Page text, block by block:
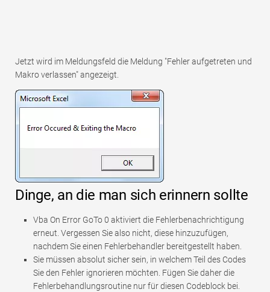
Jetzt wird im Meldungsfeld die Meldung "Fehler aufgetreten und
Makro verlassen" angezeigt.
Dinge, an die man sich erinnern sollte
Vba On Error GoTo 0 aktiviert die Fehlerbenachrichtigung
erneut. Vergessen Sie also nicht, diese hinzuzufügen,
nachdem Sie einen Fehlerbehandler bereitgestellt haben.
Sie müssen absolut sicher sein, in welchem ​​Teil des Codes
Sie den Fehler ignorieren möchten. Fügen Sie daher die
Fehlerbehandlungsroutine nur für diesen Codeblock bei.